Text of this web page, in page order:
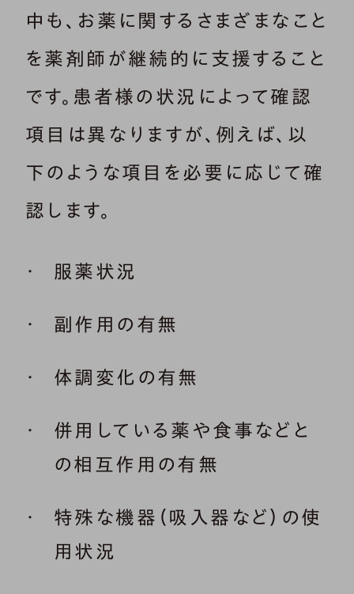
中も、お薬に関するさまざまなこと
を薬剤師が継続的に支援すること
です。患者様の状況によって確認
項目は異なりますが、例えば、以
下のような項目を必要に応じて確
認します。
服薬状況
副作用の有無
体調変化の有無
併用している薬や食事などと
の相互作用の有無
特殊な機器（吸入器など）の使
用状況